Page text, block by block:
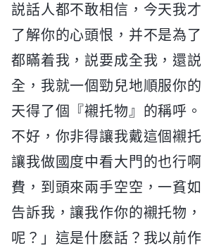
説話人都不敢相信，今天我
了解你的心頭恨，并不是為
都瞞着我，説要成全我，還
全，我就一個勁兒地順服你
天得了個『襯托物』的稱呼
不好，你非得讓我戴這個襯
讓我做國度中看大門的也行
費，到頭來兩手空空，一貧
告訴我，讓我作你的襯托物
呢？」這是什麽話？我以前